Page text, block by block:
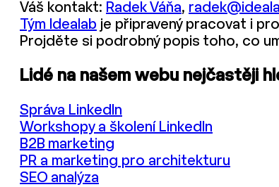
Váš kontakt: Radek Váňa,
Tým Idealab je připravený pracovat i
Projděte si podrobný popis toho, co
Lidé na našem webu nejčastěji
Správa LinkedIn
Workshopy a školení LinkedIn
B2B marketing
PR a marketing pro architekturu
SEO analýza